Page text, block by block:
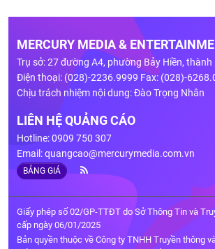
MERCURY MEDIA &
Trụ sở: 27 đường A4, phường Bảy Hiền, thành
Điện thoại: (028)-2236.9999 Fax: (028)-
Chịu trách nhiệm nội dung: Đào Trọng Nhân
LIÊN HỆ QUẢNG CÁO
Hotline: 0909 750 307
Email:quangcao@mercurymedia.com.vn
BẢNG GIÁ
Giấy phép số 02/GP-TTĐT do Sở Thông Tin và
cấp ngày 06/01/2025
Bản quyền thuộc về Công ty TNHH Truyền thông